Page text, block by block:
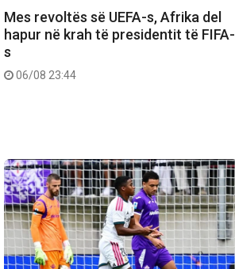
Mes revoltës së UEFA-s, Afrika del
hapur në krah të presidentit të FIFA-
s
06/08 23:44